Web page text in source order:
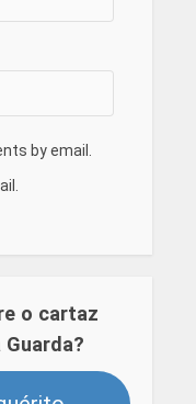
by email.
o cartaz